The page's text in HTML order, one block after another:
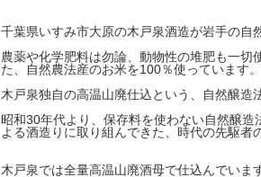
千葉県いすみ市大原の木戸泉酒造が岩手の自
農薬や化学肥料は勿論、動物性の堆肥も一
た、自然農法産のお米を100％使っています。
木戸泉独自の高温山廃仕込という、自然醸造
昭和30年代より、保存料を使わない自然醸
よる酒造りに取り組んできた、時代の先駆者
木戸泉では全量高温山廃酒母で仕込んでいます